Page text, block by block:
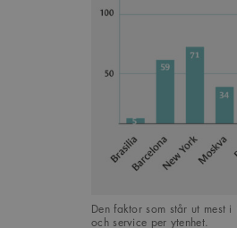
Den faktor som står ut mest
och service per ytenhet.